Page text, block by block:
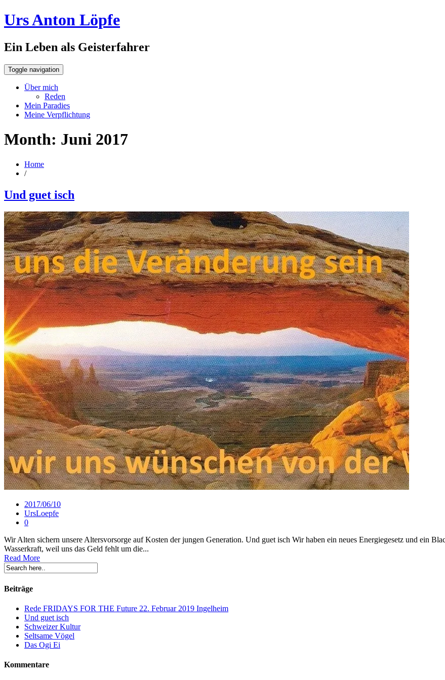
Urs Anton Löpfe
Ein Leben als Geisterfahrer
Toggle navigation
Über mich
Reden
Mein Paradies
Meine Verpflichtung
Month: Juni 2017
Home
/
Und guet isch
2017/06/10
UrsLoepfe
0
Wir Alten sichern unsere Altersvorsorge auf Kosten der jungen Generation. Und guet isch Wir haben ein neues Energiegesetz und ein
Wasserkraft, weil uns das Geld fehlt um die...
Read More
Beiträge
Rede FRIDAYS FOR THE Future 22. Februar 2019 Ingelheim
Und guet isch
Schweizer Kultur
Seltsame Vögel
Das Ogi Ei
Kommentare